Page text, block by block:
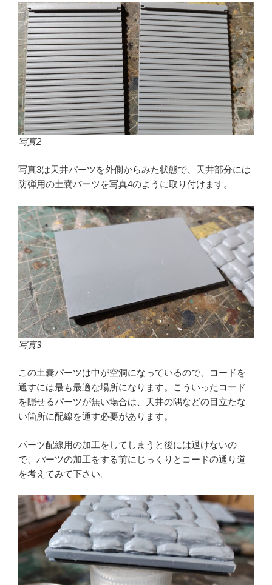
写真2
写真3は天井パーツを外側からみた状態で、天井部分には
防弾用の土嚢パーツを写真4のように取り付けます。
写真3
この土嚢パーツは中が空洞になっているので、コードを
通すには最も最適な場所になります。こういったコード
を隠せるパーツが無い場合は、天井の隅などの目立たな
い箇所に配線を通す必要があります。
パーツ配線用の加工をしてしまうと後には退けないの
で、パーツの加工をする前にじっくりとコードの通り道
を考えてみて下さい。